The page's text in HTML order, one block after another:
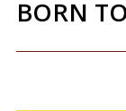
BORN